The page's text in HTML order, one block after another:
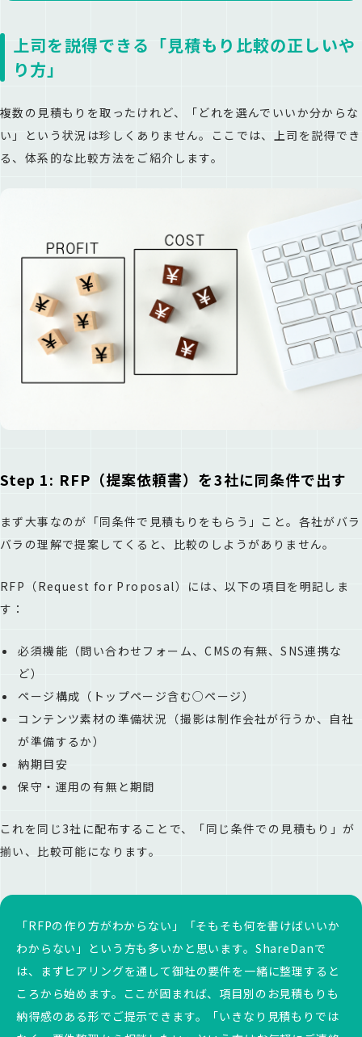
上司を説得できる「見積もり比較の正しいや
り方」
複数の見積もりを取ったけれど、「どれを選んでいいか分からな
い」という状況は珍しくありません。ここでは、上司を説得でき
る、体系的な比較方法をご紹介します。
Step 1: RFP（提案依頼書）を3社に同条件で出す
まず大事なのが「同条件で見積もりをもらう」こと。各社がバラ
バラの理解で提案してくると、比較のしようがありません。
RFP（Request for Proposal）には、以下の項目を明記しま
す：
必須機能（問い合わせフォーム、CMSの有無、SNS連携な
ど）
ページ構成（トップページ含む○ページ）
コンテンツ素材の準備状況（撮影は制作会社が行うか、自社
が準備するか）
納期目安
保守・運用の有無と期間
これを同じ3社に配布することで、「同じ条件での見積もり」が
揃い、比較可能になります。
「RFPの作り方がわからない」「そもそも何を書けばいいか
わからない」という方も多いかと思います。ShareDanで
は、まずヒアリングを通して御社の要件を一緒に整理すると
ころから始めます。ここが固まれば、項目別のお見積もりも
納得感のある形でご提示できます。「いきなり見積もりでは